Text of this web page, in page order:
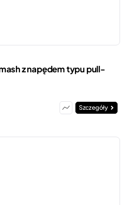
z napędem typu pull-
Szczegóły